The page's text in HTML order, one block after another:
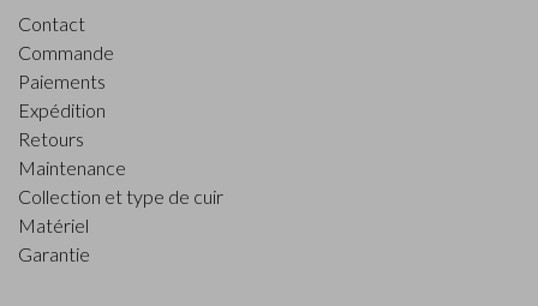
Contact
Commande
Paiements
Expédition
Retours
Maintenance
Collection et type de cuir
Matériel
Garantie